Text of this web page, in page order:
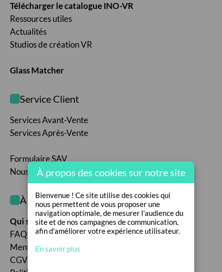
Télécharger le catalogue INO-VR
Ressources utiles
Actualités
Studios de création VR
Glass Matcher
Service Client
Services Avant-Vente
Services Après-Vente
Formulaire SAV
Nous contacter
À propos de nous
Qui sommes-nous ?
FAQ
Mentions légales
CGV
À propos des cookies sur notre site
Bienvenue ! Ce site utilise des cookies qui
nous permettent de vous proposer une
navigation optimale, de mesurer l'audience du
site et de nos campagnes de communication,
afin d'améliorer votre expérience utilisateur.
En savoir plus